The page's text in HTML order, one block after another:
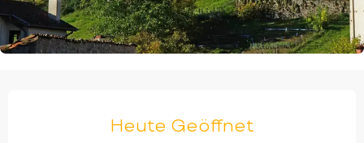
Heute Geöffnet